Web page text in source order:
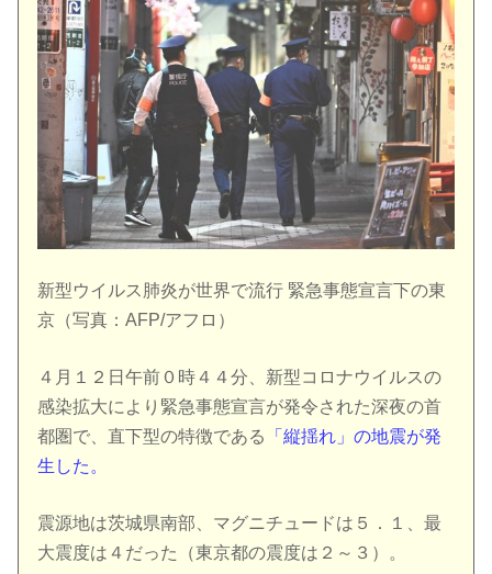
新型ウイルス肺炎が世界で流行 緊急事態宣言下の東
京（写真：AFP/アフロ）
４月１２日午前０時４４分、新型コロナウイルスの
感染拡大により緊急事態宣言が発令された深夜の首
都圏で、直下型の特徴である
「縦揺れ」の地震が発
生した。
震源地は茨城県南部、マグニチュードは５．１、最
大震度は４だった（東京都の震度は２～３）。